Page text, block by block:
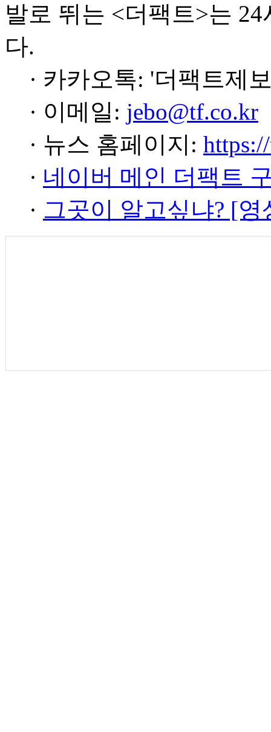
발로 뛰는 <더팩트>는
다.
· 카카오톡: '더팩트제
· 이메일: jebo@tf.co.kr
· 뉴스 홈페이지:
· 네이버 메인 더팩트
· 그곳이 알고싶냐? [